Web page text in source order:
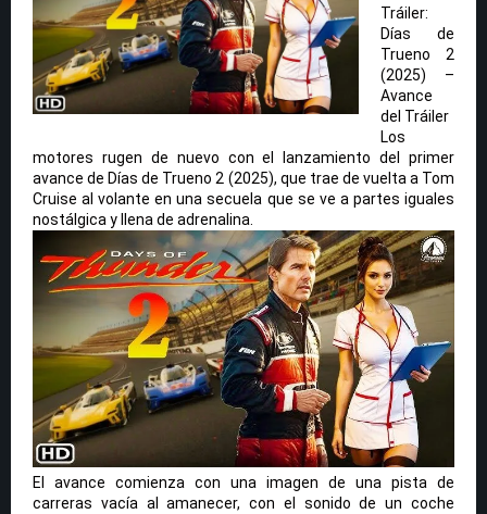
Tráiler:
Días de
Trueno 2
(2025) –
Avance
del Tráiler
Los
motores rugen de nuevo con el lanzamiento del primer
avance de Días de Trueno 2 (2025), que trae de vuelta a Tom
Cruise al volante en una secuela que se ve a partes iguales
nostálgica y llena de adrenalina.
El avance comienza con una imagen de una pista de
carreras vacía al amanecer, con el sonido de un coche